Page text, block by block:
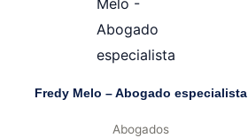
Fredy Melo – Abogado especialista
Abogados